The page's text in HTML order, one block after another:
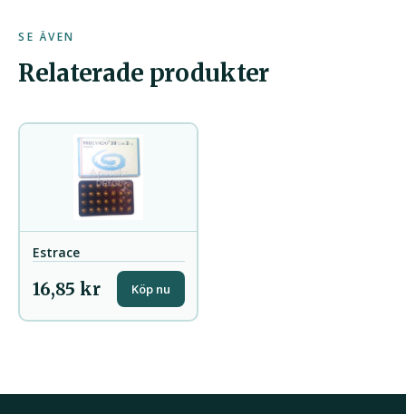
SE ÄVEN
Relaterade produkter
Estrace
16,85 kr Köp nu